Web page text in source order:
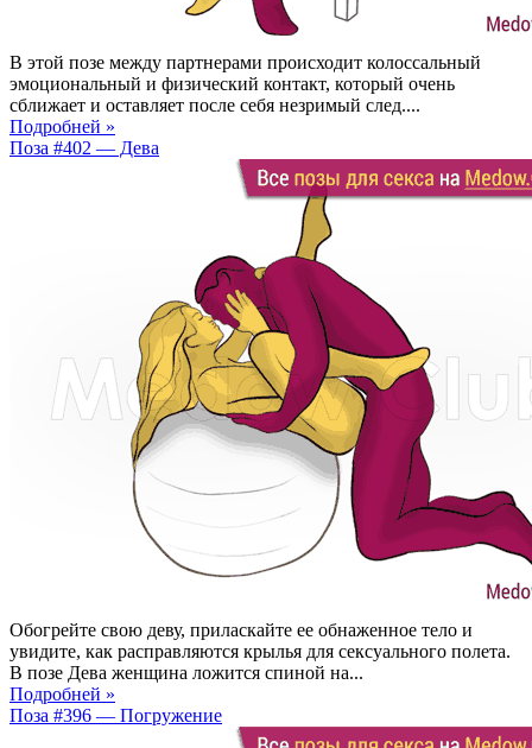
В этой позе между партнерами происходит колоссальный
эмоциональный и физический контакт, который очень
сближает и оставляет после себя незримый след....
Подробней »
Поза #402 — Дева
Обогрейте свою деву, приласкайте ее обнаженное тело и
увидите, как расправляются крылья для сексуального полета.
В позе Дева женщина ложится спиной на...
Подробней »
Поза #396 — Погружение